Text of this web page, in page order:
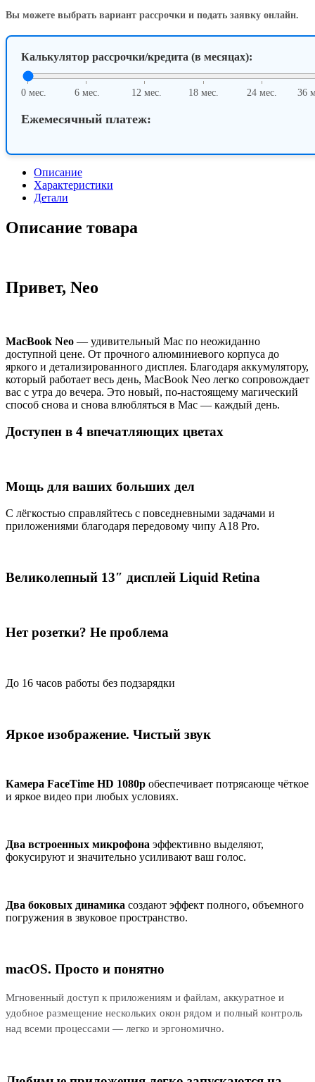
(2026)
Indigo
Вы можете выбрать вариант рассрочки и подать заявку онлайн.
Калькулятор рассрочки/кредита (в месяцах):
0 мес. 6 мес. 12 мес. 18 мес. 24 мес. 36
Ежемесячный платеж:
Описание
Характеристики
Детали
Описание товара
Привет, Neo
MacBook Neo — удивительный Mac по неожиданно
доступной цене. От прочного алюминиевого корпуса до
яркого и детализированного дисплея. Благодаря аккумулятору,
который работает весь день, MacBook Neo легко сопровождает
вас с утра до вечера. Это новый, по-настоящему магический
способ снова и снова влюбляться в Mac — каждый день.
Доступен в 4 впечатляющих цветах
Мощь для ваших больших дел
С лёгкостью справляйтесь с повседневными задачами и
приложениями благодаря передовому чипу A18 Pro.
Великолепный 13″ дисплей Liquid Retina
Нет розетки? Не проблема
До 16 часов работы без подзарядки
Яркое изображение. Чистый звук
Камера FaceTime HD 1080p обеспечивает потрясающе чёткое
и яркое видео при любых условиях.
Два встроенных микрофона эффективно выделяют,
фокусируют и значительно усиливают ваш голос.
Два боковых динамика создают эффект полного, объемного
погружения в звуковое пространство.
macOS. Просто и понятно
Мгновенный доступ к приложениям и файлам, аккуратное и
удобное размещение нескольких окон рядом и полный контроль
над всеми процессами — легко и эргономично.